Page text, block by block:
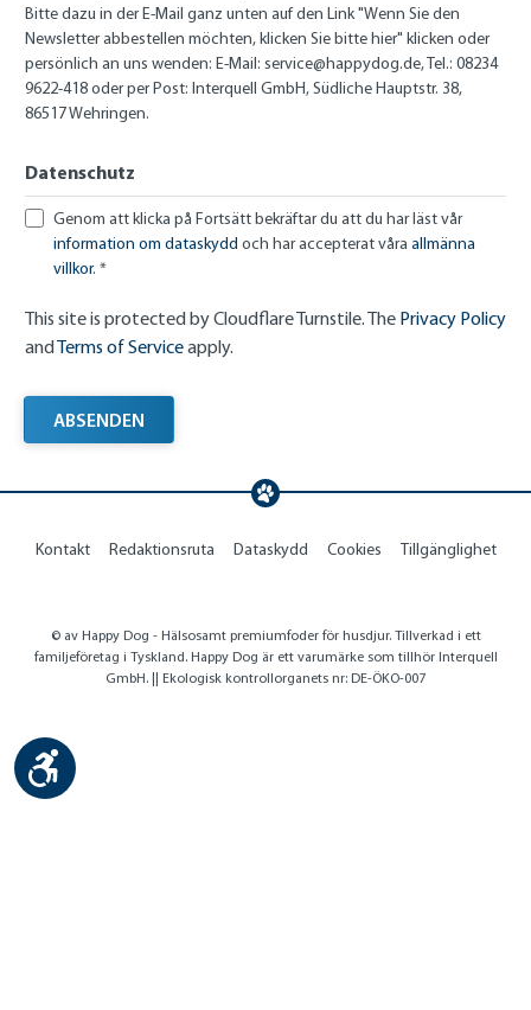
Bitte dazu in der E-Mail ganz unten auf den Link "Wenn Sie den
Newsletter abbestellen möchten, klicken Sie bitte hier" klicken oder
persönlich an uns wenden: E-Mail: service@happydog.de, Tel.: 08234
9622-418 oder per Post: Interquell GmbH, Südliche Hauptstr. 38,
86517 Wehringen.
Datenschutz
Genom att klicka på Fortsätt bekräftar du att du har läst vår
information om dataskydd och har accepterat våra allmänna
villkor. *
This site is protected by Cloudflare Turnstile. The Privacy Policy
andTerms of Serviceapply.
ABSENDEN
Kontakt Redaktionsruta Dataskydd Cookies Tillgänglighet
© av Happy Dog - Hälsosamt premiumfoder för husdjur. Tillverkad i ett
familjeföretag i Tyskland. Happy Dog är ett varumärke som tillhör Interquell
GmbH. || Ekologisk kontrollorganets nr: DE-ÖKO-007
Show toolbar